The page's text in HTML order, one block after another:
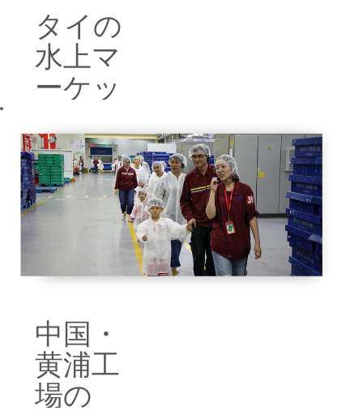
験を担当する
科学者チー
ム。
タイの
水上マ
ーケッ
多数の水上マ
ーケットに
て、Colgateや
Protexなどの製
中国・
黄浦工
場の